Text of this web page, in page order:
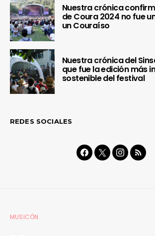
Nuestra crónica
de Coura 2024 no fue
un Couraíso
Nuestra crónica del
que fue la edición más
sostenible del festival
REDES SOCIALES
MUSICÓN